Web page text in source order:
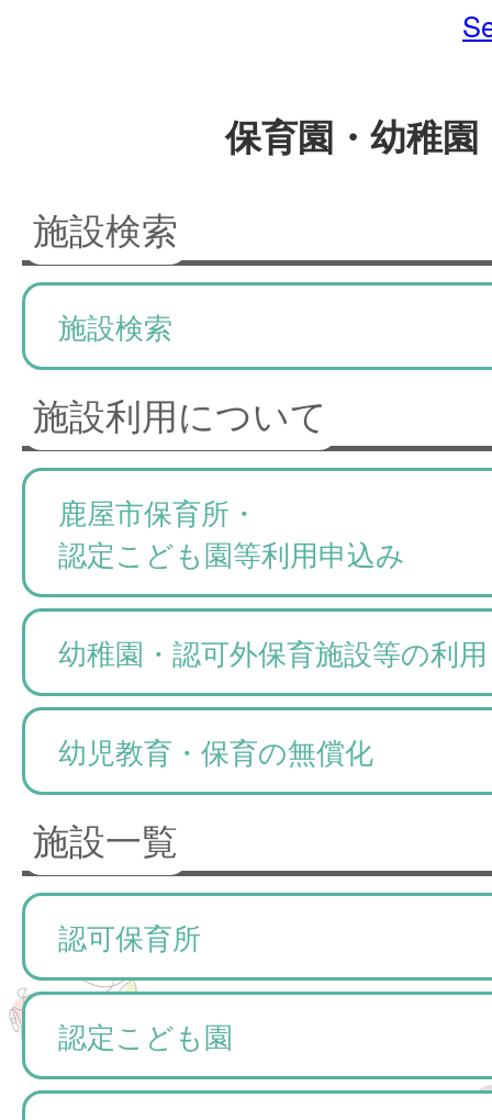
保育園・幼稚園
施設検索
施設検索
施設利用について
鹿屋市保育所・
認定こども園等利用申込み
幼稚園・認可外保育施設等の利用
幼児教育・保育の無償化
施設一覧
認可保育所
認定こども園